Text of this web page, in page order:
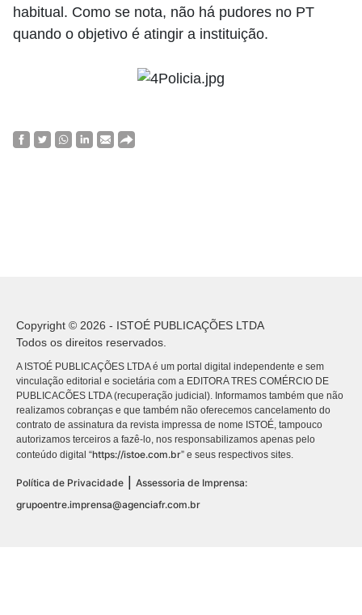
habitual. Como se nota, não há pudores no PT
quando o objetivo é atingir a instituição.
Copyright © 2026 - ISTOÉ PUBLICAÇÕES LTDA
Todos os direitos reservados.
A ISTOÉ PUBLICAÇÕES LTDA é um portal digital independente e sem
vinculação editorial e societária com a EDITORA TRES COMÉRCIO DE
PUBLICACÕES LTDA (recuperação judicial). Informamos também que não
realizamos cobranças e que também não oferecemos cancelamento do
contrato de assinatura da revista impressa de nome ISTOÉ, tampouco
autorizamos terceiros a fazê-lo, nos responsabilizamos apenas pelo
conteúdo digital “https://istoe.com.br” e seus respectivos sites.
Política de Privacidade
Assessoria de Imprensa:
grupoentre.imprensa@agenciafr.com.br